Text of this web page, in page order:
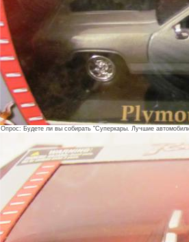
Опрос: Будете ли вы собирать "Суперкары. Лучшие